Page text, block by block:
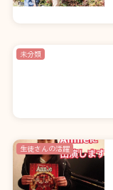
未分類
生徒さんの活躍